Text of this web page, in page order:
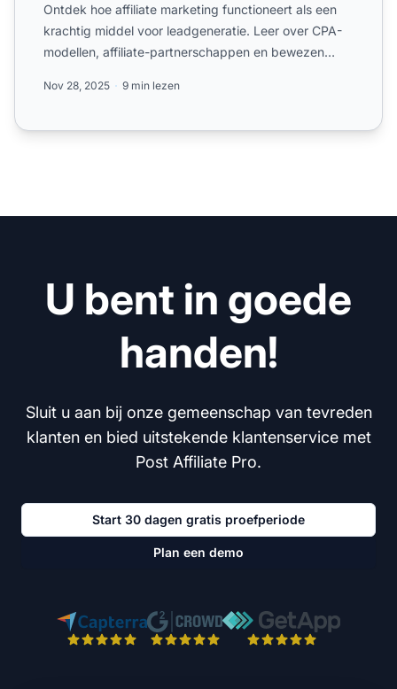
Ontdek hoe affiliate marketing functioneert als een
krachtig middel voor leadgeneratie. Leer over CPA-
modellen, affiliate-partnerschappen en bewezen
Nov 28, 2025 9 min lezen
U bent in goede
handen!
Sluit u aan bij onze gemeenschap van tevreden
klanten en bied uitstekende klantenservice met
Post Affiliate Pro.
Start 30 dagen gratis proefperiode
Plan een demo